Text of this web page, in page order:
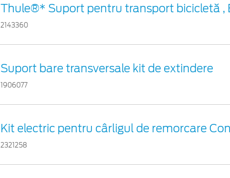
Thule®* Suport pentru transport bicicletă ,
2143360
Suport bare transversale kit de extindere
1906077
Kit electric pentru cârligul de remorcare
2321258